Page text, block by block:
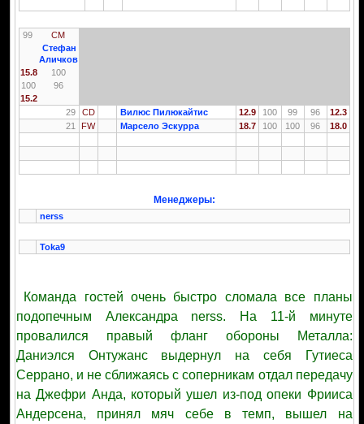
99
CM
Стефан
Аличков
15.8
100
100
96
15.2
29
CD Вилюс Пилюкайтис 12.9 100 99 96
12.3
21
FW Марсело Эскурра 18.7 100 100 96 18.0
Менеджеры:
nerss
Toka9
Команда гостей очень быстро сломала все планы
подопечным Александра nerss. На 11-й минуте
провалился правый фланг обороны Металла:
Даниэлся Онтужанс выдернул на себя Гутиеса
Серрано, и не сближаясь с соперникам отдал передачу
на Джефри Анда, который ушел из-под опеки Фрииса
Андерсена, принял мяч себе в темп, вышел на